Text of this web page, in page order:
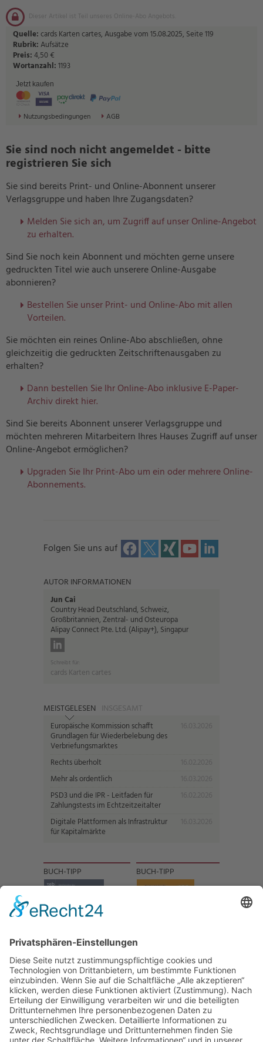
Dieser Artikel ist Teil unseres Online-Abo Angebots.
Quelle:cards Karten cartes, Ausgabe vom 15.08.2025, Seite 119
Rubrik:Aufsätze
Preis:4,50 €
Wortanzahl:1193
Jetzt kaufen
Nutzungsbedingungen AGB
Sie sind noch nicht angemeldet - bitte
registrieren Sie sich
Sie sind bereits Print- und Online-Abonnent unserer
Verlagsgruppe und haben Ihre Zugangsdaten?
Melden Sie sich an, um Zugriff auf unser Online-Angebot
zu erhalten.
Sind Sie noch kein Abonnent und möchten gerne unsere
gedruckten Titel wie auch unserere Online-Ausgabe
abonnieren?
Bestellen Sie unser Print- und Online-Abo mit allen
Vorteilen.
Sie möchten ein reines Online-Abo abschließen, ohne
gleichzeitig die gedruckten Zeitschriftenausgaben zu
erhalten?
Dann bestellen Sie Ihr Online-Abo inklusive E-Paper-
Archiv direkt hier.
Sind Sie bereits Abonnent unserer Verlagsgruppe und
möchten mehreren Mitarbeitern Ihres Hauses Zugriff auf unser
Online-Angebot ermöglichen?
Upgraden Sie Ihr Print-Abo um ein oder mehrere Online-
Abonnements.
Folgen Sie uns auf
AUTOR INFORMATIONEN
Jun Cai
Country Head Deutschland, Schweiz,
Großbritannien, Zentral- und Osteuropa
Alipay Connect Pte. Ltd. (Alipay+), Singapur
Schreibt für:
cards Karten cartes
MEISTGELESEN INSGESAMT
Europäische Kommission schafft
Grundlagen für Wiederbelebung des
Verbriefungsmarktes
Rechts überholt
Mehr als ordentlich
PSD3 und die IPR - Leitfaden für
Zahlungstests im Echtzeitzeitalter
Digitale Plattformen als Infrastruktur
für Kapitalmärkte
BUCH-TIPP BUCH-TIPP